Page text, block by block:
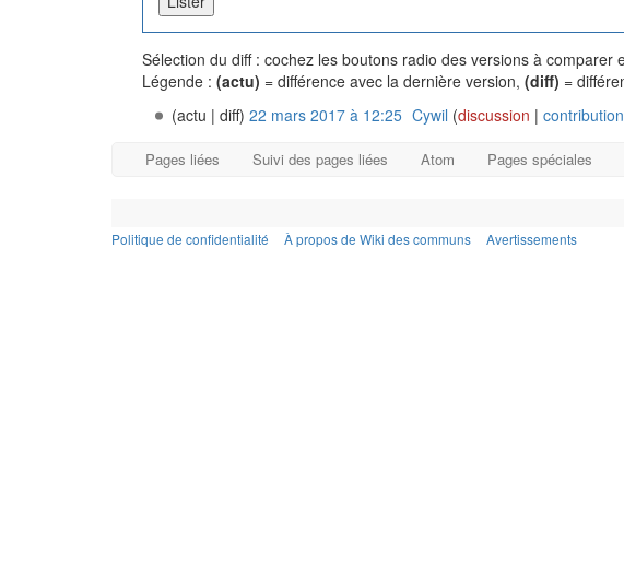
Sélection du diff : cochez les boutons radio des versions à
Légende : (actu) = différence avec la dernière version, (diff) =
(actu | diff) 22 mars 2017 à 12:25‎ Cywil (discussion |
Pages liées Suivi des pages liées Atom Pages spéciales
Politique de confidentialité À propos de Wiki des communs Avertissements